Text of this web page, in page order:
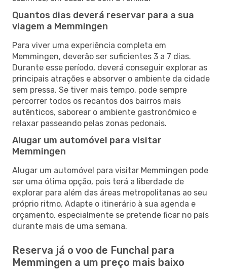
Quantos dias deverá reservar para a sua
viagem a Memmingen
Para viver uma experiência completa em
Memmingen, deverão ser suficientes 3 a 7 dias.
Durante esse período, deverá conseguir explorar as
principais atrações e absorver o ambiente da cidade
sem pressa. Se tiver mais tempo, pode sempre
percorrer todos os recantos dos bairros mais
autênticos, saborear o ambiente gastronómico e
relaxar passeando pelas zonas pedonais.
Alugar um automóvel para visitar
Memmingen
Alugar um automóvel para visitar Memmingen pode
ser uma ótima opção, pois terá a liberdade de
explorar para além das áreas metropolitanas ao seu
próprio ritmo. Adapte o itinerário à sua agenda e
orçamento, especialmente se pretende ficar no país
durante mais de uma semana.
Reserva já o voo de Funchal para
Memmingen a um preço mais baixo